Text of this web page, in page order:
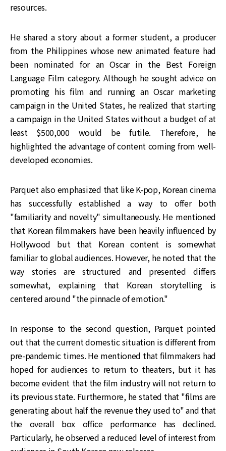
resources.
He shared a story about a former student, a producer
from the Philippines whose new animated feature had
been nominated for an Oscar in the Best Foreign
Language Film category. Although he sought advice on
promoting his film and running an Oscar marketing
campaign in the United States, he realized that starting
a campaign in the United States without a budget of at
least $500,000 would be futile. Therefore, he
highlighted the advantage of content coming from well-
developed economies.
Parquet also emphasized that like K-pop, Korean cinema
has successfully established a way to offer both
"familiarity and novelty" simultaneously. He mentioned
that Korean filmmakers have been heavily influenced by
Hollywood but that Korean content is somewhat
familiar to global audiences. However, he noted that the
way stories are structured and presented differs
somewhat, explaining that Korean storytelling is
centered around "the pinnacle of emotion."
In response to the second question, Parquet pointed
out that the current domestic situation is different from
pre-pandemic times. He mentioned that filmmakers had
hoped for audiences to return to theaters, but it has
become evident that the film industry will not return to
its previous state. Furthermore, he stated that "films are
generating about half the revenue they used to" and that
the overall box office performance has declined.
Particularly, he observed a reduced level of interest from